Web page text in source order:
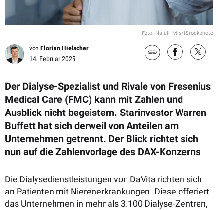
Foto: Natali_Mis/iStockphoto
von Florian Hielscher
14. Februar 2025
Der Dialyse-Spezialist und Rivale von Fresenius
Medical Care (FMC) kann mit Zahlen und
Ausblick nicht begeistern. Starinvestor Warren
Buffett hat sich derweil von Anteilen am
Unternehmen getrennt. Der Blick richtet sich
nun auf die Zahlenvorlage des DAX-Konzerns
Die Dialysedienstleistungen von DaVita richten sich
an Patienten mit Nierenerkrankungen. Diese offeriert
das Unternehmen in mehr als 3.100 Dialyse-Zentren,